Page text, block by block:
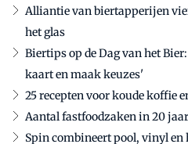
Alliantie van biertapperijen
het glas
Biertips op de Dag van het
kaart en maak keuzes'
25 recepten voor koude koffie
Aantal fastfoodzaken in 20
Spin combineert pool, vinyl